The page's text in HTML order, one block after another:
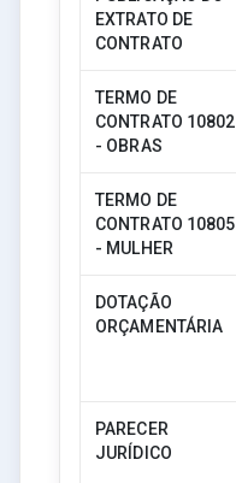
EXTRATO DE
CONTRATO
TERMO DE
CONTRATO 10802
- OBRAS
TERMO DE
CONTRATO 10805
- MULHER
DOTAÇÃO
ORÇAMENTÁRIA
PARECER
JURÍDICO